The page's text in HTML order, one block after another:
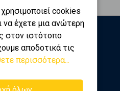
cookies
να έχετε μια ανώτερη
στον ιστότοπο
αποδοτικά τις
περισσότερα...
Golden Home για νέα
θέματα της αγοράς